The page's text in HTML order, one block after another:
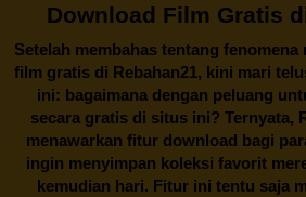
Download Film Gratis
Setelah membahas tentang
film gratis di Rebahan21, kini mari
ini: bagaimana dengan peluang
secara gratis di situs ini? Ternyata,
menawarkan fitur download bagi
ingin menyimpan koleksi favorit
kemudian hari. Fitur ini tentu saja